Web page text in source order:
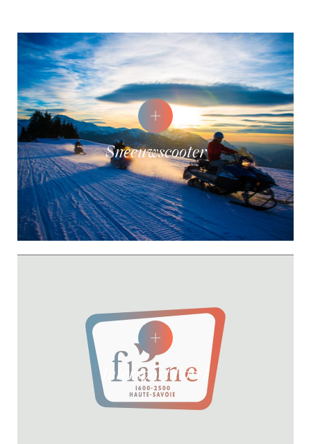
Sneeuwscooter
Intersport Forêt